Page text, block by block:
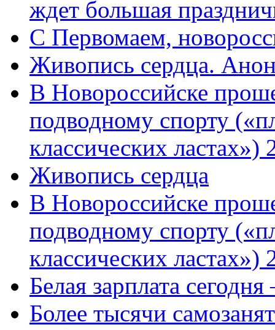
ждет большая
C Первомаем,
Живопись сердца.
В Новороссийске
подводному спорту
классических
Живопись сердца
В Новороссийске
подводному спорту
классических ластах»)
Белая зарплата
Более тысячи